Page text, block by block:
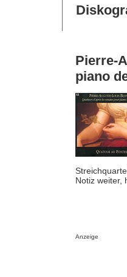
Pierre-
piano
Notiz weiter,
Anzeige